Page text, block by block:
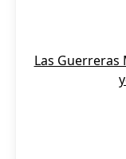
Las Guerreras